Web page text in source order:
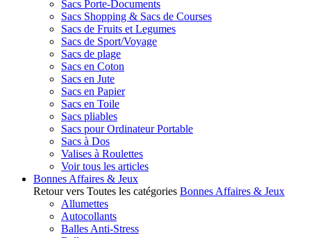
Sacs Porte-Documents
Sacs Shopping & Sacs de Courses
Sacs de Fruits et Legumes
Sacs de Sport/Voyage
Sacs de plage
Sacs en Coton
Sacs en Jute
Sacs en Papier
Sacs en Toile
Sacs pliables
Sacs pour Ordinateur Portable
Sacs à Dos
Valises à Roulettes
Voir tous les articles
Bonnes Affaires & Jeux
Retour vers Toutes les catégories Bonnes Affaires & Jeux
Allumettes
Autocollants
Balles Anti-Stress